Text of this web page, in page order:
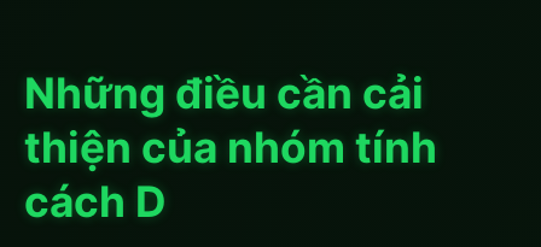
Những điều cần cải
thiện của nhóm tính
cách D